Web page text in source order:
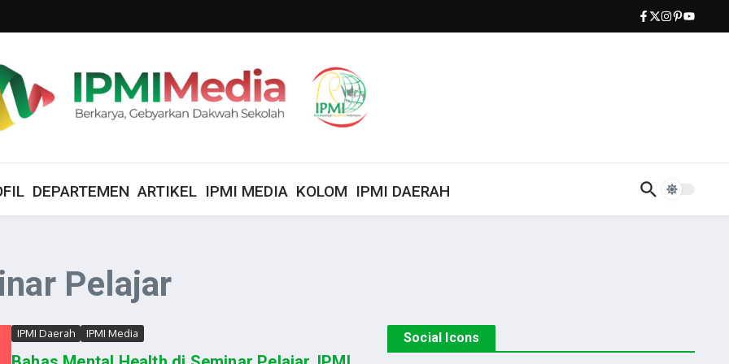
DEPARTEMEN ARTIKEL IPMI MEDIA KOLOM IPMI DAERAH
Pelajar
IPMI Daerah IPMI Media Social Icons